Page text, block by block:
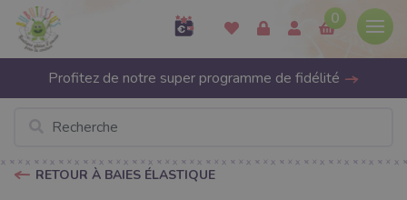
0
Profitez de notre super programme de fidélité
RETOUR À BAIES ÉLASTIQUE